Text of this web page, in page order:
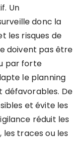
Un
donc la
les risques de
doivent pas être
par forte
le planning
défavorables. De
et évite les
réduit les
les traces ou les